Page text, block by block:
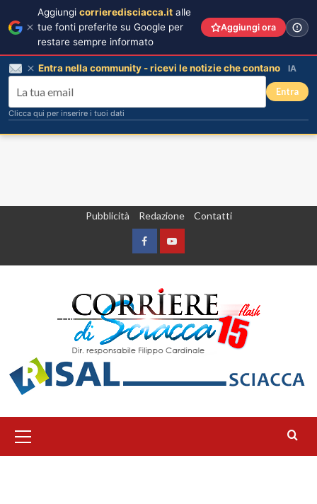
Pubblicità Redazione Contatti
FacebookYountube
principale
Aggiungi corrieredisciacca.it alle
tue fonti preferite su Google per
restare sempre informato
Aggiungi ora
Entra nella community - ricevi le notizie che contano IA
Entra
Clicca qui per inserire i tuoi dati